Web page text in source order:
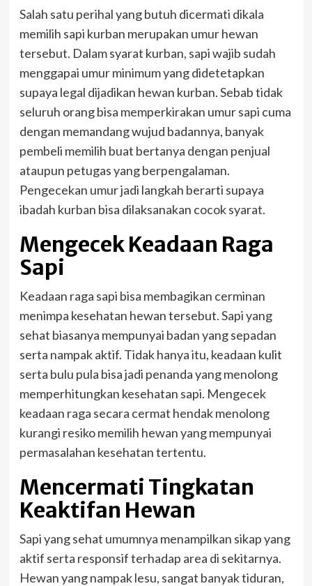
Salah satu perihal yang butuh dicermati dikala
memilih sapi kurban merupakan umur hewan
tersebut. Dalam syarat kurban, sapi wajib sudah
menggapai umur minimum yang didetetapkan
supaya legal dijadikan hewan kurban. Sebab tidak
seluruh orang bisa memperkirakan umur sapi cuma
dengan memandang wujud badannya, banyak
pembeli memilih buat bertanya dengan penjual
ataupun petugas yang berpengalaman.
Pengecekan umur jadi langkah berarti supaya
ibadah kurban bisa dilaksanakan cocok syarat.
Mengecek Keadaan Raga
Sapi
Keadaan raga sapi bisa membagikan cerminan
menimpa kesehatan hewan tersebut. Sapi yang
sehat biasanya mempunyai badan yang sepadan
serta nampak aktif. Tidak hanya itu, keadaan kulit
serta bulu pula bisa jadi penanda yang menolong
memperhitungkan kesehatan sapi. Mengecek
keadaan raga secara cermat hendak menolong
kurangi resiko memilih hewan yang mempunyai
permasalahan kesehatan tertentu.
Mencermati Tingkatan
Keaktifan Hewan
Sapi yang sehat umumnya menampilkan sikap yang
aktif serta responsif terhadap area di sekitarnya.
Hewan yang nampak lesu, sangat banyak tiduran,